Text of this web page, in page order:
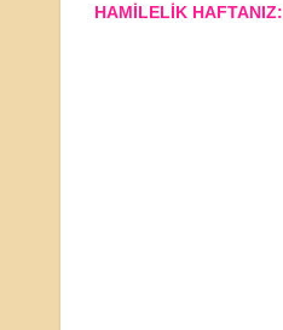
HAMİLELİK HAFTANIZ: